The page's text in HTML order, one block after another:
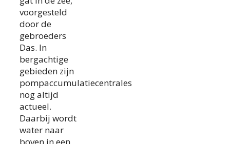
voorgesteld
door de
gebroeders
Das. In
bergachtige
gebieden zijn
pompaccumulatiecentrales
nog altijd
actueel.
Daarbij wordt
water naar